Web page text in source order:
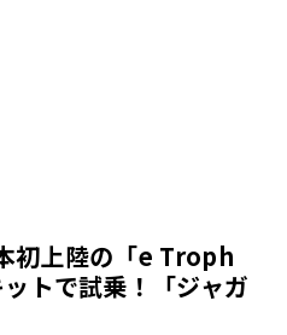
初上陸の「e Troph
トで試乗！「ジャガ